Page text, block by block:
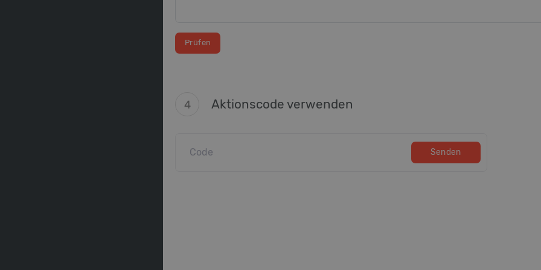
4 Aktionscode verwenden
Senden